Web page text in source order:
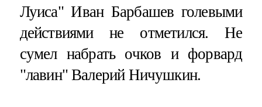
Луиса" Иван Барбашев голевыми
действиями не отметился. Не
сумел набрать очков и форвард
"лавин" Валерий Ничушкин.